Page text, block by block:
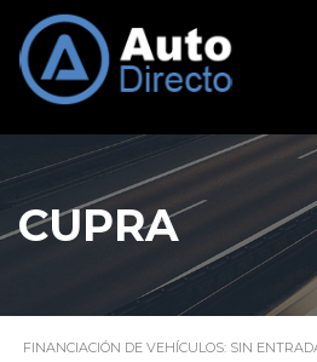
CUPRA
FINANCIACIÓN DE VEHÍCULOS: SIN